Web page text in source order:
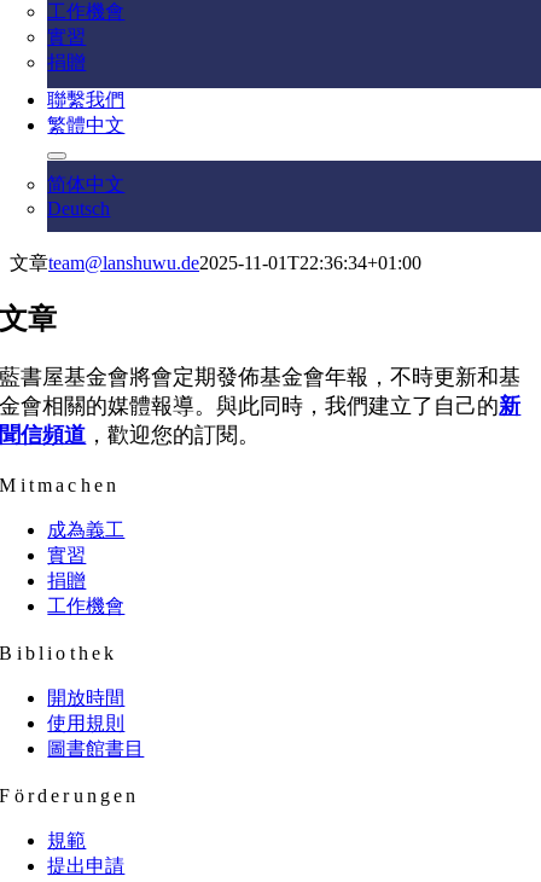
工作機會
實習
捐贈
聯繫我們
繁體中文
简体中文
Deutsch
文章team@lanshuwu.de2025-11-01T22:36:34+01:00
文章
藍書屋基金會將會定期發佈基金會年報，不時更新和基
金會相關的媒體報導。與此同時，我們建立了自己的新
聞信頻道 ，歡迎您的訂閱。
Mitmachen
成為義工
實習
捐贈
工作機會
Bibliothek
開放時間
使用規則
圖書館書目
Förderungen
規範
提出申請